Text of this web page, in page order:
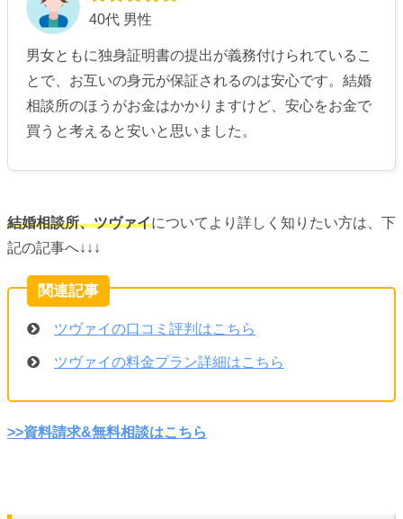
40代 男性
男女ともに独身証明書の提出が義務付けられているこ
とで、お互いの身元が保証されるのは安心です。結婚
相談所のほうがお金はかかりますけど、安心をお金で
買うと考えると安いと思いました。
結婚相談所、ツヴァイについてより詳しく知りたい方は、下
記の記事へ↓↓↓
ツヴァイの口コミ評判はこちら
ツヴァイの料金プラン詳細はこちら
>>資料請求&無料相談はこちら